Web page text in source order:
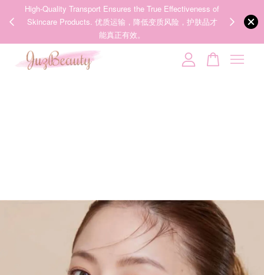
才
We share Beauty Tips everyday, Follow our 35k followers'
IG now! @juzpretty / @juzbeautymy2
Follow Now!
Your cart is currently empty.
just purchased
【韩团同款:sparkles:涂抹式水光针:sparkles:】VT PDRN Essence 100 30ml 水光美白提亮PDRN精华